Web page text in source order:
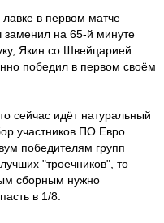
в первом матче
на 65-й минуте
Якин со Швейцарией
победил в первом своём
сейчас идёт натуральный
участников ПО Евро.
победителям групп
"троечников", то
сборным нужно
в 1/8.